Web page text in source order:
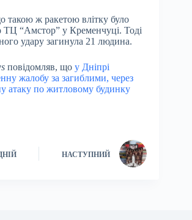
такою ж ракетою влітку було
ТЦ “Амстор” у Кременчуці. Тоді
удару загинула 21 людина.
повідомляв, що у Дніпрі
жалобу за загиблими, через
атаку по житловому будинку
НАСТУПНИЙ